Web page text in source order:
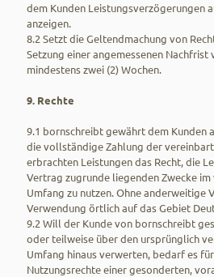
dem Kunden Leistungsverzögerungen
anzeigen.
8.2 Setzt die Geltendmachung von
Setzung einer angemessenen
mindestens zwei (2) Wochen.
9. Rechte
9.1 bornschreibt gewährt dem Kunden
die vollständige Zahlung der
erbrachten Leistungen das Recht, die
Vertrag zugrunde liegenden Zwecke
Umfang zu nutzen. Ohne anderweitige
Verwendung örtlich auf das Gebiet
9.2 Will der Kunde von bornschreibt
oder teilweise über den ursprünglich
Umfang hinaus verwerten, bedarf es
Nutzungsrechte einer gesonderten,